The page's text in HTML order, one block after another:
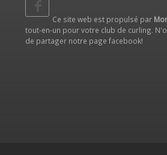
Ce site web est propulsé par
tout-en-un pour votre club de curling.
de partager notre page facebook!